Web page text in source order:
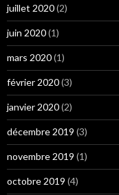
juillet 2020(2)
juin 2020(1)
mars 2020(1)
février 2020(3)
janvier 2020(2)
décembre 2019 (3)
novembre 2019 (1)
octobre 2019 (4)